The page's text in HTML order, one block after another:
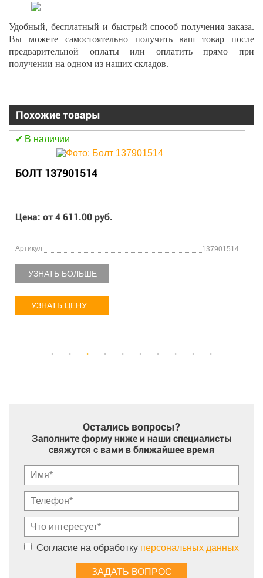
Удобный, бесплатный и быстрый способ получения заказа.
Вы можете самостоятельно получить ваш товар после
предварительной оплаты или оплатить прямо при
получении на одном из наших складов.
Похожие товары
В наличии
Артикул 860154689
УЗНАТЬ БОЛЬШЕ
УЗНАТЬ ЦЕНУ
Остались вопросы?
Заполните форму ниже и наши специалисты
свяжутся с вами в ближайшее время
Согласие на обработку персональных данных